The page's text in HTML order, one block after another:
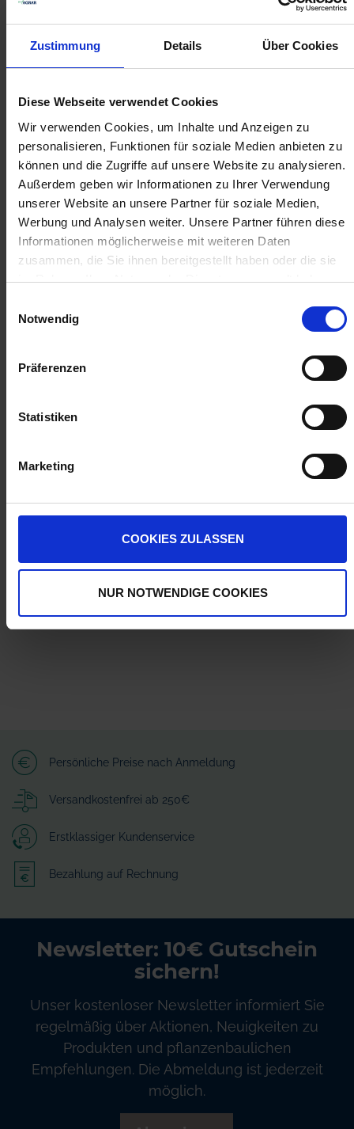
Zustimmung Details Über Cookies
Diese Webseite verwendet Cookies
Wir verwenden Cookies, um Inhalte und Anzeigen zu
personalisieren, Funktionen für soziale Medien anbieten zu
können und die Zugriffe auf unsere Website zu analysieren.
Außerdem geben wir Informationen zu Ihrer Verwendung
unserer Website an unsere Partner für soziale Medien,
Werbung und Analysen weiter. Unsere Partner führen diese
Informationen möglicherweise mit weiteren Daten
zusammen, die Sie ihnen bereitgestellt haben oder die sie
im Rahmen Ihrer Nutzung der Dienste gesammelt haben.
Notwendig
Präferenzen
Statistiken
Marketing
COOKIES ZULASSEN
NUR NOTWENDIGE COOKIES
IN DEN
IN DEN
WARENKORB
Anmelden für Ihren persönlichen Preis
20,36 € / St
20,36 €pro 1 Stück
24,23 €
inkl. 19% MwSt. zzgl. Versandkosten
Verfügbar
Menge
Zum Kreuzkamp 7
info@granit-parts.com
Persönliche Preise nach Anmeldung
Versandkostenfrei ab 250€
Erstklassiger Kundenservice
Bezahlung auf Rechnung
Newsletter: 10€ Gutschein
sichern!
Unser kostenloser Newsletter informiert Sie
regelmäßig über Aktionen, Neuigkeiten zu
Produkten und pflanzenbaulichen
Empfehlungen. Die Abmeldung ist jederzeit
möglich.